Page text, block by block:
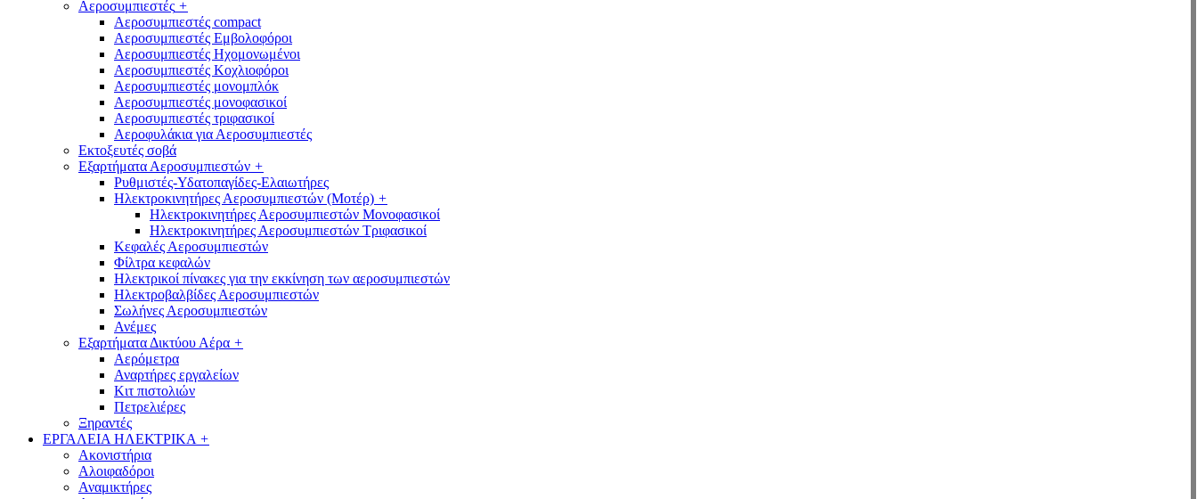
Αεροσυμπιεστές +
Αεροσυμπιεστές compact
Αεροσυμπιεστές Εμβολοφόροι
Αεροσυμπιεστές Ηχομονωμένοι
Αεροσυμπιεστές Κοχλιοφόροι
Αεροσυμπιεστές μονομπλόκ
Αεροσυμπιεστές μονοφασικοί
Αεροσυμπιεστές τριφασικοί
Αεροφυλάκια για Αεροσυμπιεστές
Εκτοξευτές σοβά
Εξαρτήματα Αεροσυμπιεστών +
Ρυθμιστές-Υδατοπαγίδες-Ελαιωτήρες
Ηλεκτροκινητήρες Αεροσυμπιεστών (Μοτέρ) +
Ηλεκτροκινητήρες Αεροσυμπιεστών Μονοφασικοί
Ηλεκτροκινητήρες Αεροσυμπιεστών Τριφασικοί
Κεφαλές Αεροσυμπιεστών
Φίλτρα κεφαλών
Ηλεκτρικοί πίνακες για την εκκίνηση των αεροσυμπιεστών
Ηλεκτροβαλβίδες Αεροσυμπιεστών
Σωλήνες Αεροσυμπιεστών
Ανέμες
Εξαρτήματα Δικτύου Αέρα +
Αερόμετρα
Αναρτήρες εργαλείων
Κιτ πιστολιών
Πετρελιέρες
Ξηραντές
ΕΡΓΑΛΕΙΑ ΗΛΕΚΤΡΙΚΑ +
Ακονιστήρια
Αλοιφαδόροι
Αναμικτήρες